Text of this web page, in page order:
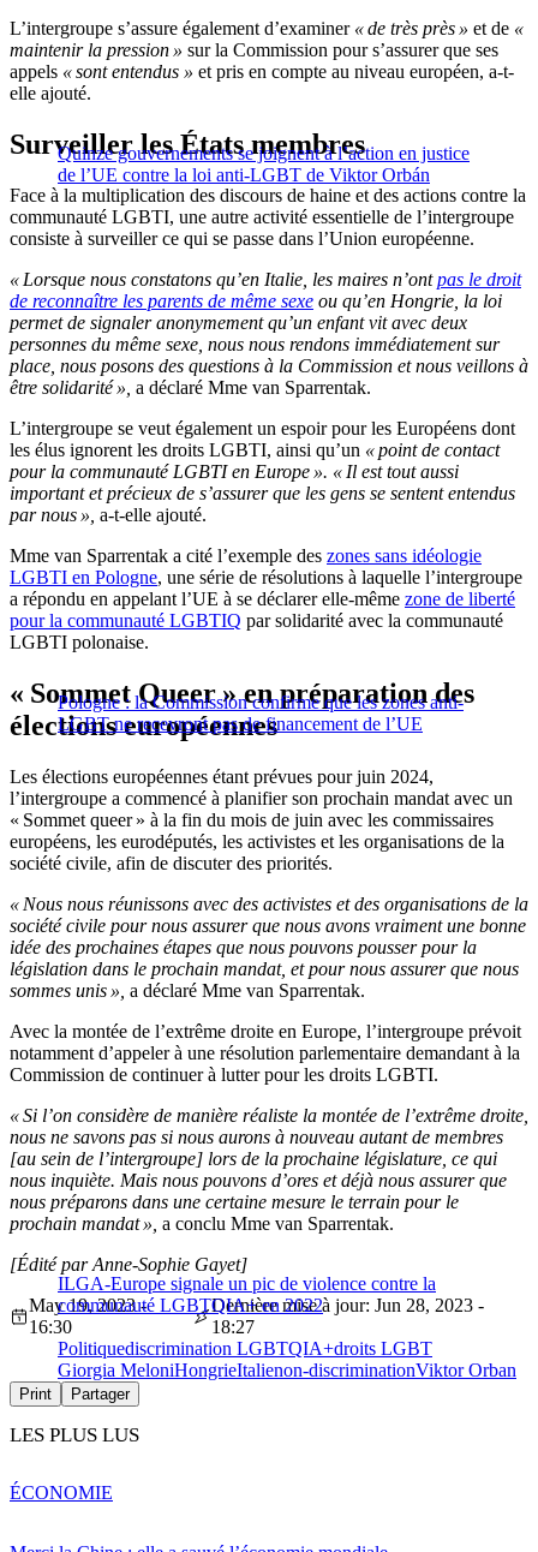
L’intergroupe s’assure également d’examiner« de très près » et de «
maintenir la pression » sur la Commission pour s’assurer que ses
appels « sont entendus » et pris en compte au niveau européen, a-t-
elle ajouté.
Quinze gouvernements se joignent à l’action en justice
de l’UE contre la loi anti-LGBT de Viktor Orbán
Surveiller les États membres
Face à la multiplication des discours de haine et des actions contre la
communauté LGBTI, une autre activité essentielle de l’intergroupe
consiste à surveiller ce qui se passe dans l’Union européenne.
« Lorsque nous constatons qu’en Italie, les maires n’ontpas le droit
de reconnaître les parents de même sexe ou qu’en Hongrie, la loi
permet de signaler anonymement qu’un enfant vit avec deux
personnes du même sexe, nous nous rendons immédiatement sur
place, nous posons des questions à la Commission et nous veillons à
être solidarité », a déclaré Mme van Sparrentak.
L’intergroupe se veut également un espoir pour les Européens dont
les élus ignorent les droits LGBTI, ainsi qu’un « point de contact
pour la communauté LGBTI en Europe ». « Il est tout aussi
important et précieux de s’assurer que les gens se sentent entendus
par nous », a-t-elle ajouté.
Mme van Sparrentak a cité l’exemple des zones sans idéologie
LGBTI en Pologne, une série de résolutions à laquelle l’intergroupe
a répondu en appelant l’UE à se déclarer elle-même zone de liberté
pour la communauté LGBTIQ par solidarité avec la communauté
LGBTI polonaise.
Pologne : la Commission confirme que les zones anti-
LGBT ne recevront pas de financement de l’UE
« Sommet Queer » en préparation des
élections européennes
Les élections européennes étant prévues pour juin 2024,
l’intergroupe a commencé à planifier son prochain mandat avec un
« Sommet queer » à la fin du mois de juin avec les commissaires
européens, les eurodéputés, les activistes et les organisations de la
société civile, afin de discuter des priorités.
« Nous nous réunissons avec des activistes et des organisations de la
société civile pour nous assurer que nous avons vraiment une bonne
idée des prochaines étapes que nous pouvons pousser pour la
législation dans le prochain mandat, et pour nous assurer que nous
sommes unis », a déclaré Mme van Sparrentak.
Avec la montée de l’extrême droite en Europe, l’intergroupe prévoit
notamment d’appeler à une résolution parlementaire demandant à la
Commission de continuer à lutter pour les droits LGBTI.
« Si l’on considère de manière réaliste la montée de l’extrême droite,
nous ne savons pas si nous aurons à nouveau autant de membres
[au sein de l’intergroupe] lors de la prochaine législature, ce qui
nous inquiète. Mais nous pouvons d’ores et déjà nous assurer que
nous préparons dans une certaine mesure le terrain pour le
prochain mandat », a conclu Mme van Sparrentak.
ILGA-Europe signale un pic de violence contre la
communauté LGBTQIA+ en 2022
[Édité par Anne-Sophie Gayet]
May 19, 2023 -
16:30
Dernière mise à jour: Jun 28, 2023 -
18:27
Politiquediscrimination LGBTQIA+droits LGBT
Giorgia MeloniHongrieItalienon-discriminationViktor Orban
Print Partager
LES PLUS LUS
ÉCONOMIE